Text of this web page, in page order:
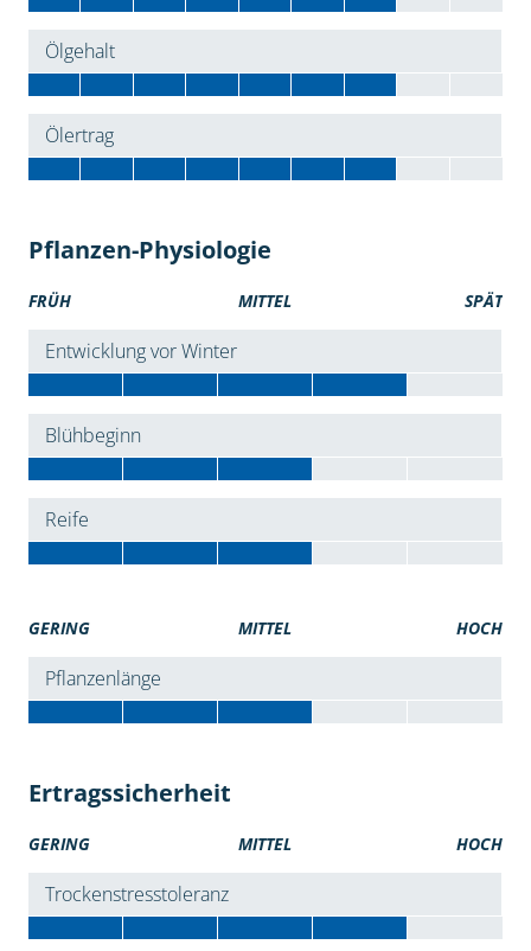
Ölgehalt
Ölertrag
Pflanzen-Physiologie
FRÜH MITTEL SPÄT
Entwicklung vor Winter
Blühbeginn
Reife
GERING MITTEL HOCH
Pflanzenlänge
Ertragssicherheit
GERING MITTEL HOCH
Trockenstresstoleranz